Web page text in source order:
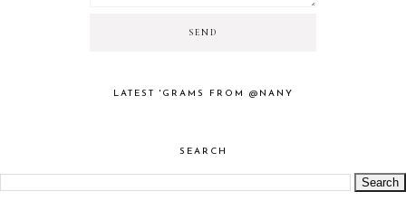
LATEST 'GRAMS FROM @NANY
SEARCH